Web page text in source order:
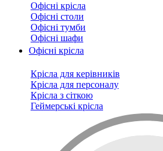
Офісні крісла
Офісні столи
Офісні тумби
Офісні шафи
Офісні крісла
Крісла для керівників
Крісла для персоналу
Крісла з сіткою
Геймерські крісла